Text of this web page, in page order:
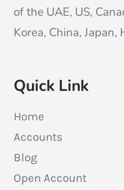
of the UAE, US,
Korea, China,
Quick Link
Home
Accounts
Blog
Open Account